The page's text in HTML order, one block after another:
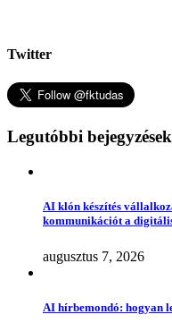
Twitter
Legutóbbi bejegyzések
AI klón készítés
kommunikációt a
augusztus 7, 2026
AI hírbemondó: hogyan